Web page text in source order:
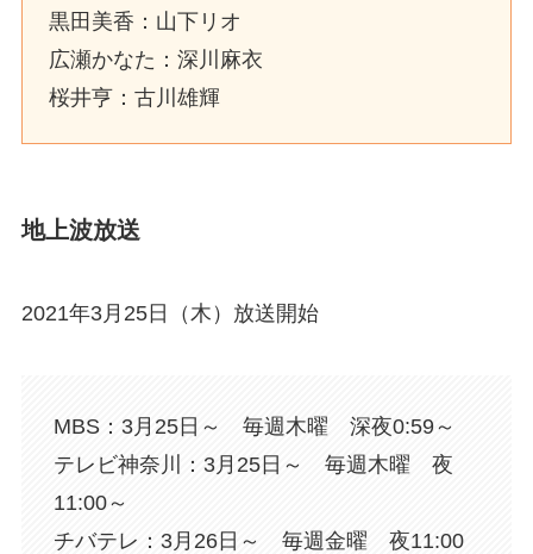
黒田美香：山下リオ
広瀬かなた：深川麻衣
桜井亨：古川雄輝
地上波放送
2021年3月25日（木）放送開始
MBS：3月25日～ 毎週木曜 深夜0:59～
テレビ神奈川：3月25日～ 毎週木曜 夜
11:00～
チバテレ：3月26日～ 毎週金曜 夜11:00